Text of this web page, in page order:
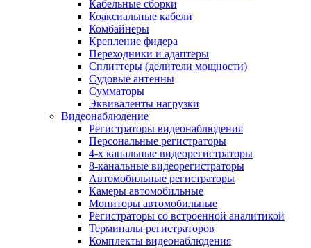
Кабельные сборки
Коаксиальные кабели
Комбайнеры
Крепление фидера
Переходники и адаптеры
Сплиттеры (делители мощности)
Судовые антенны
Сумматоры
Эквиваленты нагрузки
Видеонаблюдение
Регистраторы видеонаблюдения
Персональные регистраторы
4-х канальные видеорегистраторы
8-канальные видеорегистраторы
Автомобильные регистраторы
Камеры автомобильные
Мониторы автомобильные
Регистраторы со встроенной аналитикой
Терминалы регистраторов
Комплекты видеонаблюдения